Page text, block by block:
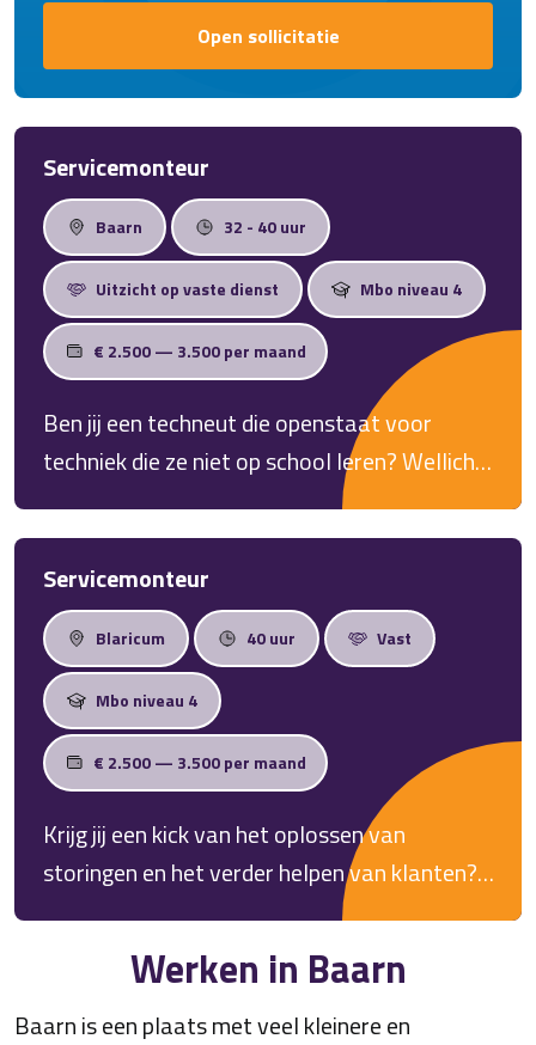
Open sollicitatie
Servicemonteur
Baarn 32 - 40 uur
Uitzicht op vaste dienst Mbo niveau 4
€ 2.500 — 3.500 per maand
Ben jij een techneut die openstaat voor
techniek die ze niet op school leren? Wellicht
is dit dan jouw technische nieuwe uitdaging!
Servicemonteur
Blaricum 40 uur Vast
Mbo niveau 4
€ 2.500 — 3.500 per maand
Krijg jij een kick van het oplossen van
storingen en het verder helpen van klanten?
Heb jij twee rechterhanden, kennis van
techniek en sleutel je graag? Dan zijn we voor
deze fulltime vacature in de omgeving van
Blaricum op zoek naar jou.
Werken in Baarn
Baarn is een plaats met veel kleinere en